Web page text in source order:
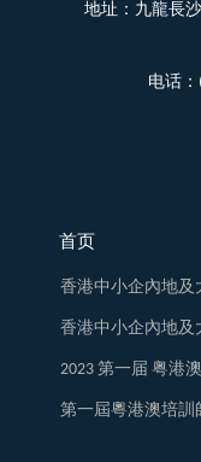
地址：九龍長
电话：
首页
香港中小企內地及
香港中小企內地及
2023 第一届 粤港
第一屆粵港澳培訓